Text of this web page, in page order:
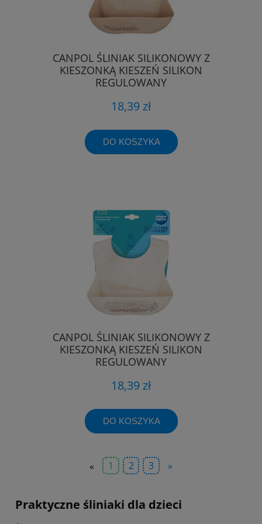
CANPOL ŚLINIAK SILIKONOWY Z
KIESZONKĄ KIESZEŃ SILIKON
REGULOWANY
18,39 zł
DO KOSZYKA
CANPOL ŚLINIAK SILIKONOWY Z
KIESZONKĄ KIESZEŃ SILIKON
REGULOWANY
18,39 zł
DO KOSZYKA
« 1 2 3 »
Praktyczne śliniaki dla dzieci